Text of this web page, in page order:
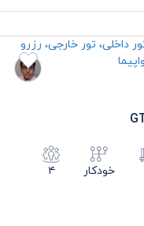
۴ خودکار